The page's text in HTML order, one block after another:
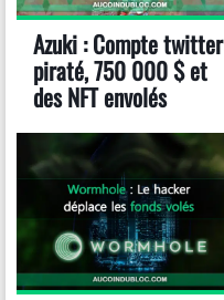
Azuki : Compte twitter
piraté, 750 000 $ et
des NFT envolés